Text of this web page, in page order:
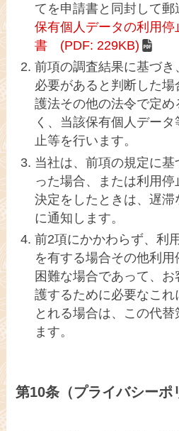
てを申請書と同封して郵
保有個人データの利用
書 (PDF: 229KB)
前項の調査結果に基づ
必要があると判断した
護法その他の法令で定
く、当該保有個人デー
止等を行います。
当社は、前項の規定に
った場合、または利用
決定をしたときは、遅
に通知します。
前2項にかかわらず、利
を有する場合その他利
困難な場合であって、
護するために必要なこ
とれる場合は、この代
ます。
第10条（プライバシーポ